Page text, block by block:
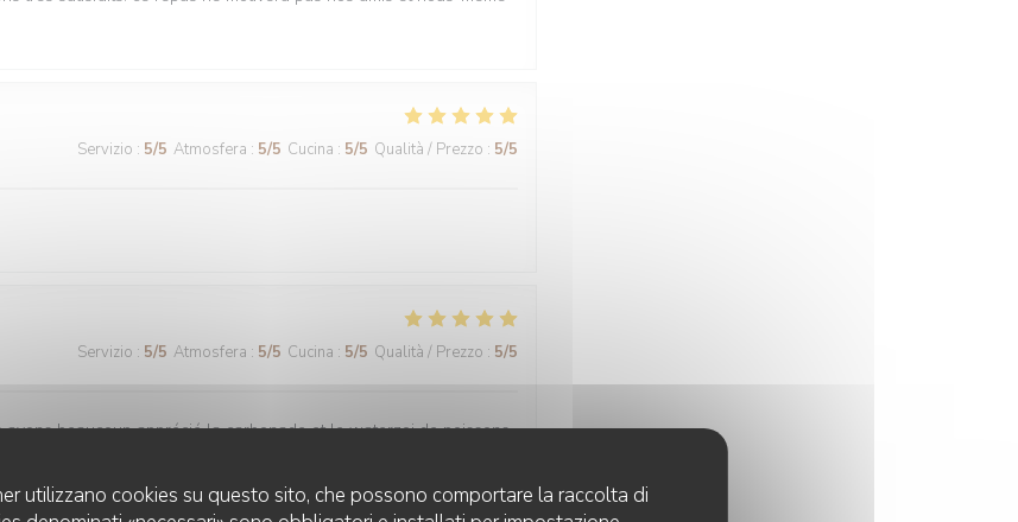
utilizzano cookies su questo sito, che possono comportare la raccolta di
Servizio : 5/5 Atmosfera : 5/5 Cucina : 5/5 Qualità / Prezzo : 5/5
Servizio : 5/5 Atmosfera : 5/5 Cucina : 5/5 Qualità / Prezzo : 5/5
beaucoup apprécié la carbonade et le waterzoi de poissons